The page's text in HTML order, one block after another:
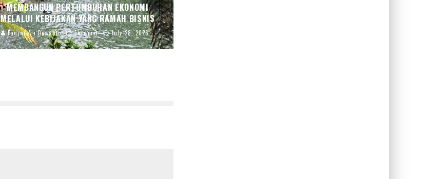
MEMBANGUN PERTUMBUHAN EKONOMI
MELALUI KEBIJAKAN YANG RAMAH BISNIS
Fadjar Ari Dewanto Ekonomi July 28, 2026